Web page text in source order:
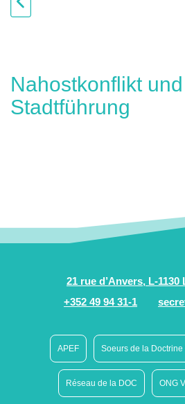
Nahostkonflikt
Stadtführung
21 rue d’Anvers, L-
+352 49 94 31-1
APEF Soeurs de la
Réseau de la DOC ONG